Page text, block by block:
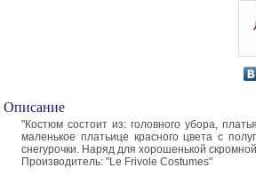
Описание
"Костюм состоит из: головного убора,
маленькое платьице красного цвета с
снегурочки. Наряд для хорошенькой
Производитель: "Le Frivole Costumes"